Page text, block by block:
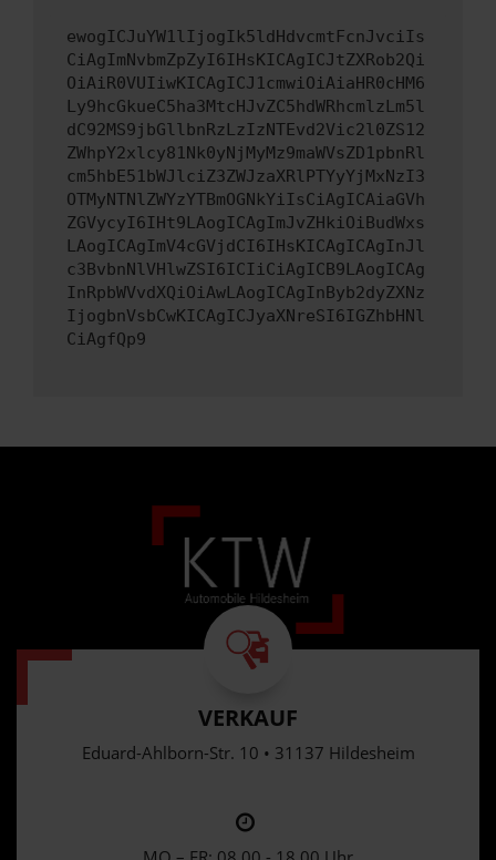
ewogICJuYW1lIjogIk5ldHdvcmtFcnJvciIs
CiAgImNvbmZpZyI6IHsKICAgICJtZXRob2Qi
OiAiR0VUIiwKICAgICJ1cmwiOiAiaHR0cHM6
Ly9hcGkueC5ha3MtcHJvZC5hdWRhcmlzLm5l
dC92MS9jbGllbnRzLzIzNTEvd2Vic2l0ZS12
ZWhpY2xlcy81Nk0yNjMyMz9maWVsZD1pbnRl
cm5hbE51bWJlciZ3ZWJzaXRlPTYyYjMxNzI3
OTMyNTNlZWYzYTBmOGNkYiIsCiAgICAiaGVh
ZGVycyI6IHt9LAogICAgImJvZHkiOiBudWxs
LAogICAgImV4cGVjdCI6IHsKICAgICAgInJl
c3BvbnNlVHlwZSI6ICIiCiAgICB9LAogICAg
InRpbWVvdXQiOiAwLAogICAgInByb2dyZXNz
IjogbnVsbCwKICAgICJyaXNreSI6IGZhbHNl
CiAgfQp9
VERKAUF
Eduard-Ahlborn-Str. 10 • 31137 Hildesheim